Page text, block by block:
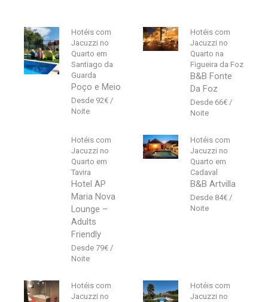
Hotéis com
Jacuzzi no
Quarto em
Santiago da
Guarda
Poço e Meio
92€
Hotéis com
Jacuzzi no
Quarto na
Figueira da Foz
B&B Fonte
Da Foz
66€
Hotéis com
Jacuzzi no
Quarto em
Tavira
Hotel AP
Maria Nova
Lounge –
Adults
Friendly
79€
Hotéis com
Jacuzzi no
Quarto em
Cadaval
B&B Artvilla
84€
Hotéis com
Jacuzzi no
Hotéis com
Jacuzzi no